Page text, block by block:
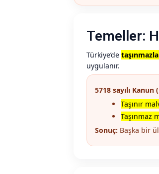
Temeller:
Türkiye’de
uygulanır.
5718 sayılı
Taşınır
Taşınmaz
Sonuç: Başka bir